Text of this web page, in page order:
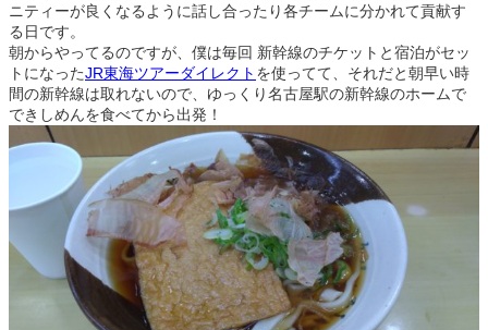
ニティーが良くなるように話し合ったり各チームに分かれて貢献す
る日です。
朝からやってるのですが、僕は毎回 新幹線のチケットと宿泊がセッ
トになったJR東海ツアーダイレクト を使ってて、それだと朝早い時
間の新幹線は取れないので、ゆっくり名古屋駅の新幹線のホームで
できしめんを食べてから出発！